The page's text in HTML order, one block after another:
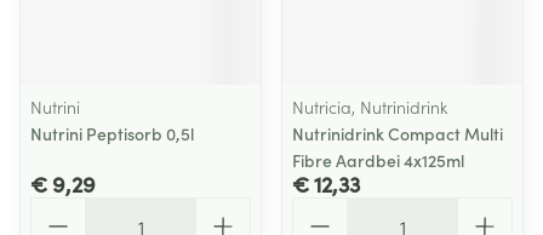
Nutrini
Nutrini Peptisorb 0,5l
€ 9,29
Nutricia, Nutrinidrink
Nutrinidrink Compact Multi
Fibre Aardbei 4x125ml
€ 12,33